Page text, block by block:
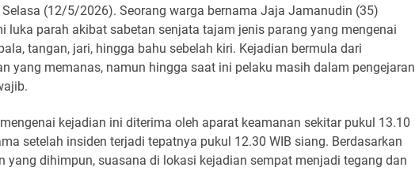
Selasa (12/5/2026). Seorang warga bernama Jaja Jamanudin (35)
luka parah akibat sabetan senjata tajam jenis parang yang mengenai
tangan, jari, hingga bahu sebelah kiri. Kejadian bermula dari
yang memanas, namun hingga saat ini pelaku masih dalam pengejaran
kejadian ini diterima oleh aparat keamanan sekitar pukul 13.10
setelah insiden terjadi tepatnya pukul 12.30 WIB siang. Berdasarkan
yang dihimpun, suasana di lokasi kejadian sempat menjadi tegang dan